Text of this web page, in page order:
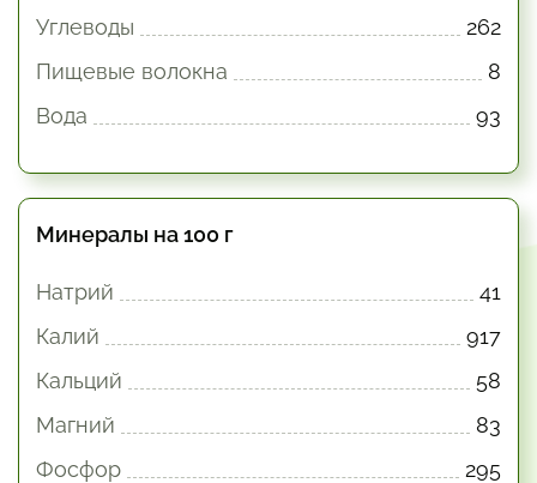
Углеводы
262
Пищевые волокна
8
Вода
93
Минералы на 100 г
Натрий
41
Калий
917
Кальций
58
Магний
83
Фосфор
295